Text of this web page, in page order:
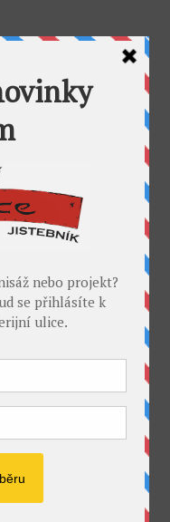
GU
Jistebníku
tech.